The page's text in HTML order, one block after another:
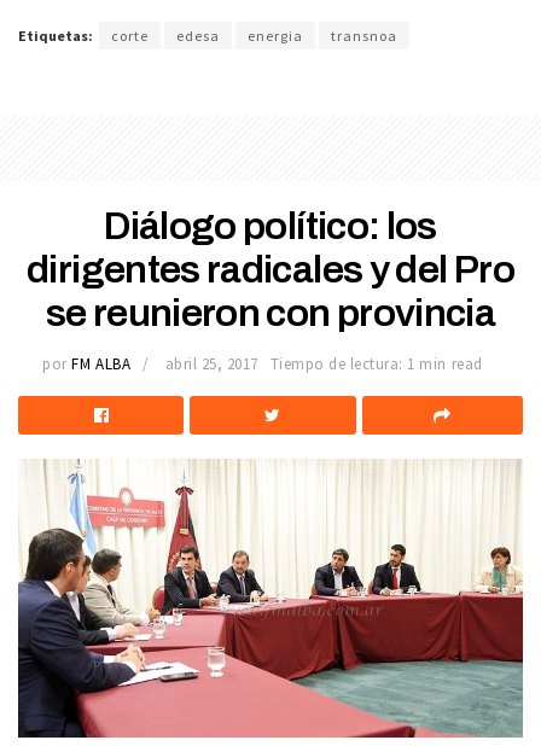
Etiquetas: corte edesa energia transnoa
Diálogo político: los
dirigentes radicales y del Pro
se reunieron con provincia
por FM ALBA abril 25, 2017 Tiempo de lectura: 1 min read